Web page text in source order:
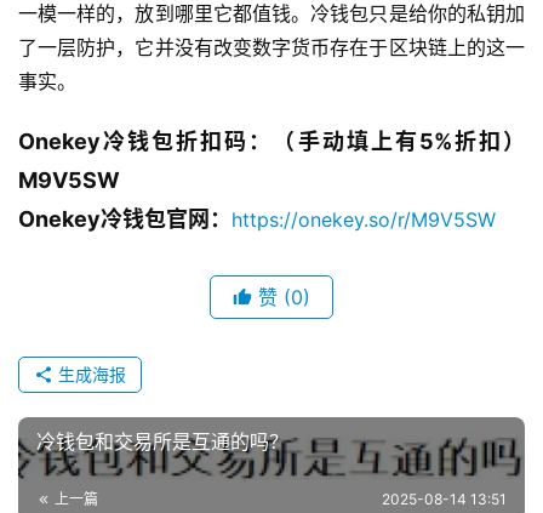
一模一样的，放到哪里它都值钱。冷钱包只是给你的私钥加
了一层防护，它并没有改变数字货币存在于区块链上的这一
事实。
Onekey冷钱包折扣码：（手动填上有5%折扣）
M9V5SW
Onekey冷钱包官网： https://onekey.so/r/M9V5SW
赞 (0)
生成海报
冷钱包和交易所是互通的吗？
上一篇 2025-08-14 13:51